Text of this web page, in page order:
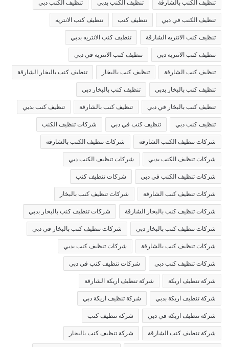
تنظيف الكنب بالشارقة تنظيف الكنب بدبي تنظيف الكنب دبي
تنظيف الكنب في دبي تنظيف كنب تنظيف كنب الانتريه
تنظيف كنب الانتريه الشارقة تنظيف كنب الانتريه بدبي
تنظيف كنب الانتريه دبي تنظيف كنب الانتريه في دبي
تنظيف كنب الشارقة تنظيف كنب بالبخار تنظيف كنب بالبخار الشارقة
تنظيف كنب بالبخار بدبي تنظيف كنب بالبخار دبي
تنظيف كنب بالبخار في دبي تنظيف كنب بالشارقة تنظيف كنب بدبي
تنظيف كنب دبي تنظيف كنب في دبي شركات تنظيف الكنب
شركات تنظيف الكنب الشارقة شركات تنظيف الكنب بالشارقة
شركات تنظيف الكنب بدبي شركات تنظيف الكنب دبي
شركات تنظيف الكنب في دبي شركات تنظيف كنب
شركات تنظيف كنب الشارقة شركات تنظيف كنب بالبخار
شركات تنظيف كنب بالبخار الشارقة شركات تنظيف كنب بالبخار بدبي
شركات تنظيف كنب بالبخار دبي شركات تنظيف كنب بالبخار في دبي
شركات تنظيف كنب بالشارقة شركات تنظيف كنب بدبي
شركات تنظيف كنب دبي شركات تنظيف كنب في دبي
شركة تنظيف اريكة شركة تنظيف اريكة الشارقة
شركة تنظيف اريكة بدبي شركة تنظيف اريكة دبي
شركة تنظيف اريكة في دبي شركة تنظيف كنب
شركة تنظيف كنب الشارقة شركة تنظيف كنب بالبخار